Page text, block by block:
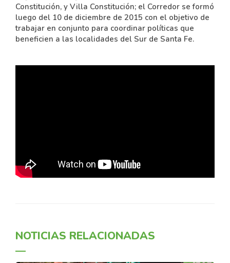
Constitución, y Villa Constitución; el Corredor se formó
luego del 10 de diciembre de 2015 con el objetivo de
trabajar en conjunto para coordinar políticas que
beneficien a las localidades del Sur de Santa Fe.
NOTICIAS RELACIONADAS